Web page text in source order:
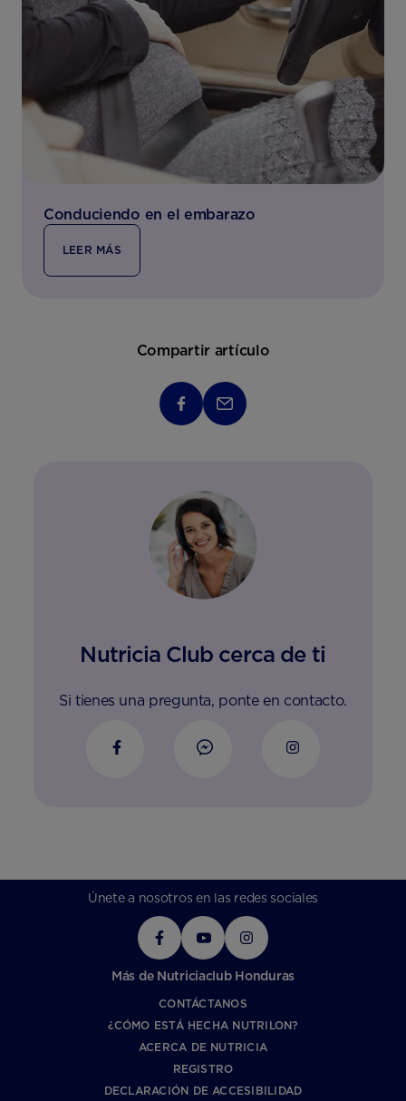
Conduciendo en el embarazo
LEER MÁS
Compartir artículo
Nutricia Club cerca de ti
Si tienes una pregunta, ponte en contacto.
Únete a nosotros en las redes sociales
Más de Nutriciaclub Honduras
CONTÁCTANOS
¿CÓMO ESTÁ HECHA NUTRILON?
ACERCA DE NUTRICIA
REGISTRO
DECLARACIÓN DE ACCESIBILIDAD